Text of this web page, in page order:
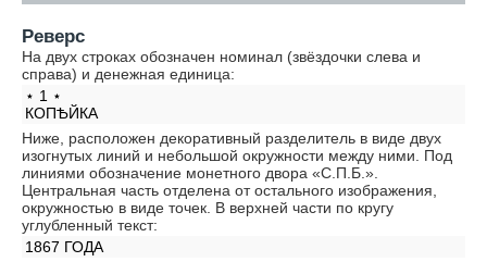
Реверс
На двух строках обозначен номинал (звёздочки слева и
справа) и денежная единица:
⋆ 1 ⋆
КОПѢЙКА
Ниже, расположен декоративный разделитель в виде двух
изогнутых линий и небольшой окружности между ними. Под
линиями обозначение монетного двора «С.П.Б.».
Центральная часть отделена от остального изображения,
окружностью в виде точек. В верхней части по кругу
углубленный текст:
1867 ГОДА